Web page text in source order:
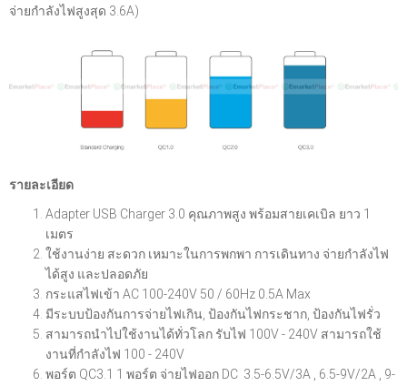
จ่ายกำลังไฟสูงสุด 3.6A)
รายละเอียด
Adapter USB Charger 3.0 คุณภาพสูง พร้อมสายเคเบิล ยาว 1
เมตร
ใช้งานง่าย สะดวก เหมาะในการพกพา การเดินทาง จ่ายกำลังไฟ
ได้สูง และปลอดภัย
กระแสไฟเข้า AC 100-240V 50 / 60Hz 0.5A Max
มีระบบป้องกันการจ่ายไฟเกิน, ป้องกันไฟกระชาก, ป้องกันไฟรั่ว
สามารถนำไปใช้งานได้ทั่วโลก รับไฟ 100V - 240V สามารถใช้
งานที่กำลังไฟ 100 - 240V
พอร์ต QC3.1 1 พอร์ต จ่ายไฟออก DC 3.5-6.5V/3A , 6.5-9V/2A , 9-